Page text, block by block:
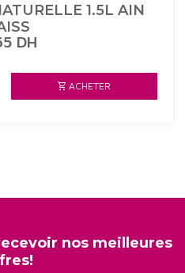
1.5L AIN
DH
ACHETER
nos meilleures